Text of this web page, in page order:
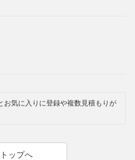
お気に入りに登録や複数見積もりが
ップへ